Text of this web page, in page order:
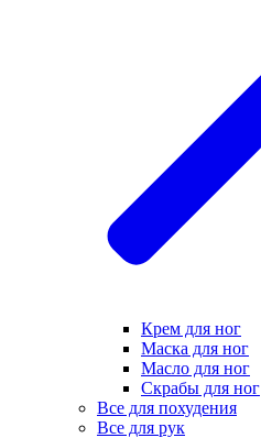
Крем для ног
Маска для ног
Масло для ног
Скрабы для ног
Все для похудения
Все для рук